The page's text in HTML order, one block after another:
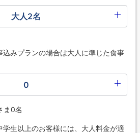
大人2名
みプランの場合は大人に準じた食事
0
ま0名
学生以上のお客様には、大人料金が適